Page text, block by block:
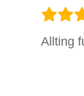
Allting